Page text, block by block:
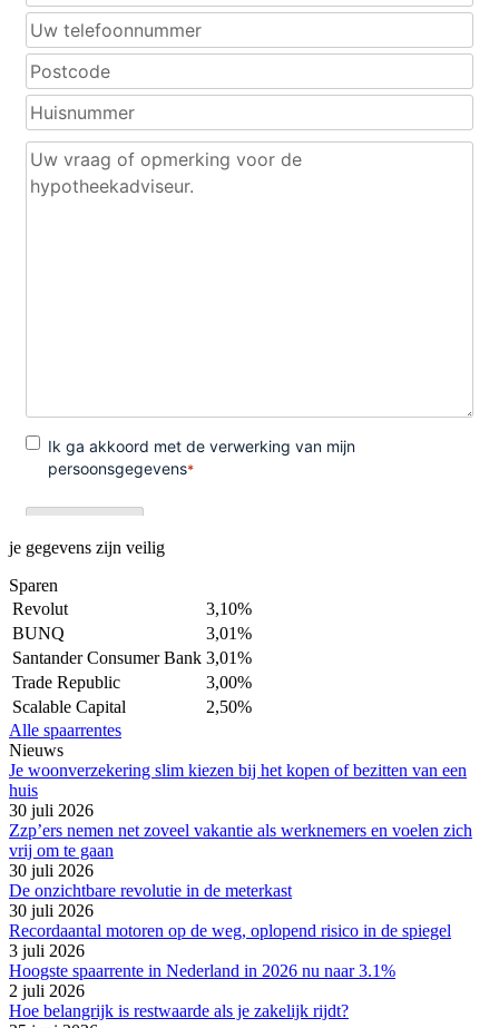
je gegevens zijn veilig
Sparen
Revolut
3,10%
BUNQ
3,01%
Santander Consumer Bank 3,01%
Trade Republic
3,00%
Scalable Capital
2,50%
Alle spaarrentes
Nieuws
Je woonverzekering slim kiezen bij het kopen of bezitten van een
huis
30 juli 2026
Zzp’ers nemen net zoveel vakantie als werknemers en voelen zich
vrij om te gaan
30 juli 2026
De onzichtbare revolutie in de meterkast
30 juli 2026
Recordaantal motoren op de weg, oplopend risico in de spiegel
3 juli 2026
Hoogste spaarrente in Nederland in 2026 nu naar 3.1%
2 juli 2026
Hoe belangrijk is restwaarde als je zakelijk rijdt?